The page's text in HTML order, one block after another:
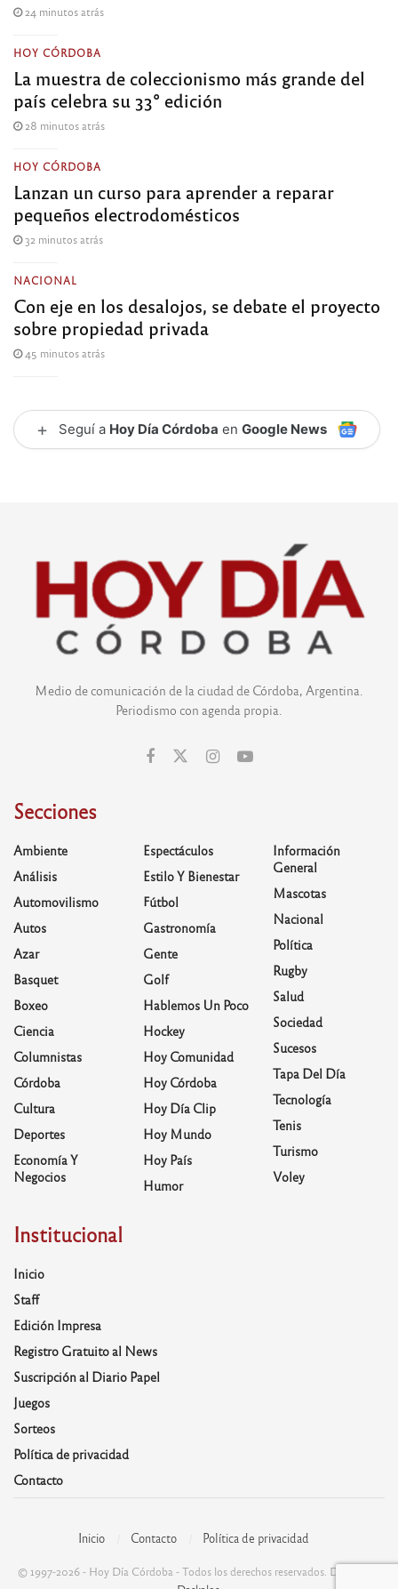
24 minutos atrás
HOY CÓRDOBA
La muestra de coleccionismo más grande del
país celebra su 33° edición
28 minutos atrás
HOY CÓRDOBA
Lanzan un curso para aprender a reparar
pequeños electrodomésticos
32 minutos atrás
NACIONAL
Con eje en los desalojos, se debate el proyecto
sobre propiedad privada
45 minutos atrás
+ Seguí a Hoy Día Córdoba en Google News
Medio de comunicación de la ciudad de Córdoba, Argentina.
Periodismo con agenda propia.
Secciones
Ambiente
Análisis
Automovilismo
Autos
Azar
Basquet
Boxeo
Ciencia
Columnistas
Córdoba
Cultura
Deportes
Economía Y
Negocios
Espectáculos
Estilo Y Bienestar
Fútbol
Gastronomía
Gente
Golf
Hablemos Un Poco
Hockey
Hoy Comunidad
Hoy Córdoba
Hoy Día Clip
Hoy Mundo
Hoy País
Humor
Información
General
Mascotas
Nacional
Política
Rugby
Salud
Sociedad
Sucesos
Tapa Del Día
Tecnología
Tenis
Turismo
Voley
Institucional
Inicio
Staff
Edición Impresa
Registro Gratuito al News
Suscripción al Diario Papel
Juegos
Sorteos
Política de privacidad
Contacto
Inicio Contacto Política de privacidad
© 1997-2026 - Hoy Día Córdoba - Todos los derechos reservados. Desarrolla: